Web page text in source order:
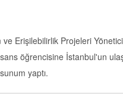
Erişilebilirlik Projeleri
öğrencisine İstanbul'un
yaptı.